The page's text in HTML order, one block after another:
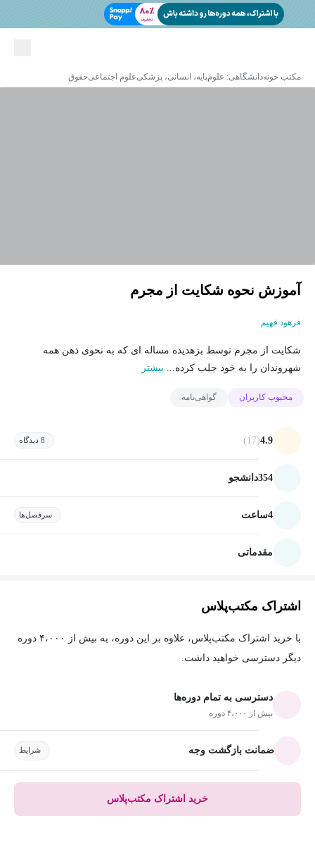
مکتب خونهدانشگاهی: علوم‌پایه، انسانی، پزشکیعلوم اجتماعیحقوق
آموزش نحوه شکایت از مجرم
فرهود فهیم
شکایت از مجرم توسط بزهدیده مساله ای که به نحوی ذهن همه
شهروندان را به خود جلب کرده... بیشتر
محبوب کاربران گواهی‌نامه
4.9
(17) 8 دیدگاه
354دانشجو
4ساعت سرفصل‌ها
مقدماتی
اشتراک مکتب‌پلاس
با خرید اشتراک مکتب‌پلاس، علاوه بر این دوره، به بیش از ۴،۰۰۰ دوره
دیگر دسترسی خواهید داشت.
دسترسی به تمام دوره‌ها
بیش از ۴،۰۰۰ دوره
ضمانت بازگشت وجه شرایط
خرید اشتراک مکتب‌پلاس